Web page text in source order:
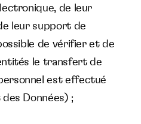
de leur
leur support de
de vérifier et de
le transfert de
est effectué
Données) ;